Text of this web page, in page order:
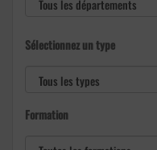
Sélectionnez un type
Formation